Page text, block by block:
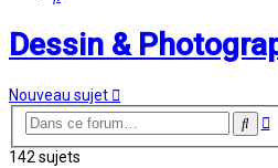
Dessin &
Nouveau sujet
142 sujets